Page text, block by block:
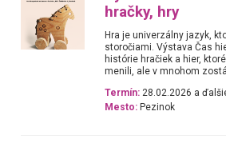
hračky, hry
Hra je univerzálny jazyk,
storočiami. Výstava Čas
histórie hračiek a hier,
menili, ale v mnohom
Termín: 28.02.2026 a
Mesto: Pezinok